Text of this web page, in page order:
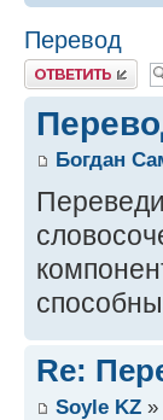
Перевод
Ответить
Богдан
Re:
Soyle KZ »